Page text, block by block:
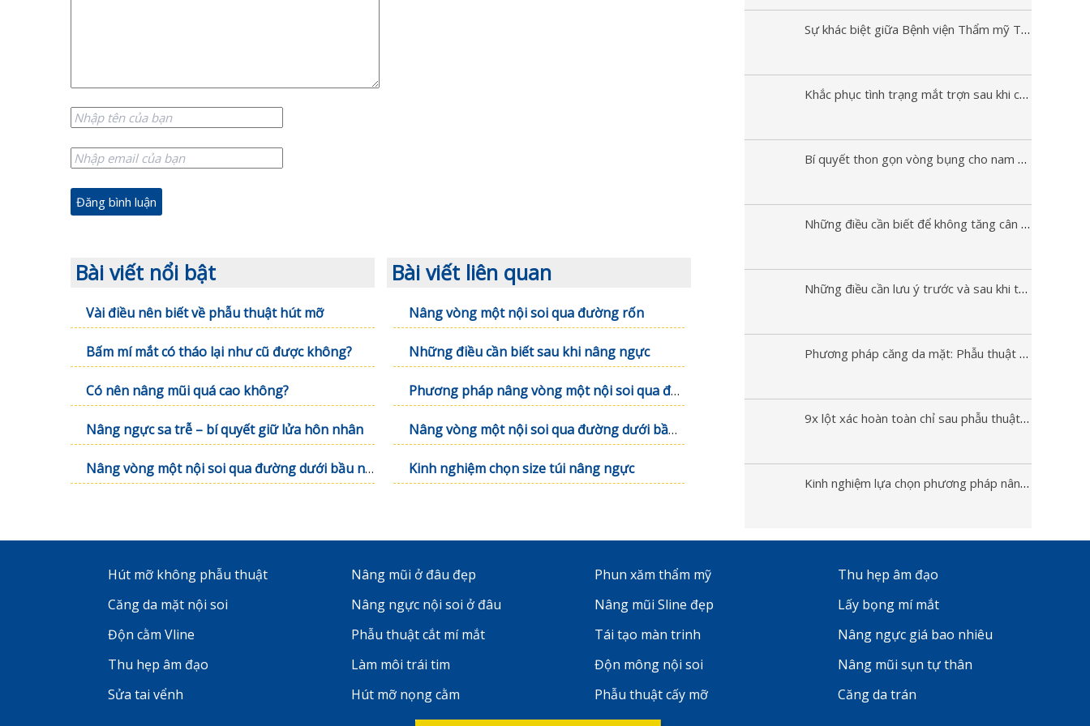
Bài viết nổi bật
Vài điều nên biết về phẫu thuật hút mỡ
Bấm mí mắt có tháo lại như cũ được không?
Có nên nâng mũi quá cao không?
Nâng ngực sa trễ – bí quyết giữ lửa hôn nhân
Nâng vòng một nội soi qua đường dưới bầu ngực
Bài viết liên quan
Nâng vòng một nội soi qua đường rốn
Những điều cần biết sau khi nâng ngực
Phương pháp nâng vòng một nội soi qua đường nách
Nâng vòng một nội soi qua đường dưới bầu ngực
Kinh nghiệm chọn size túi nâng ngực
Sự khác biệt giữa Bệnh viện Thẩm mỹ Thanh Vân và Thẩm mỹ Thanh Vân Spa
Khắc phục tình trạng mắt trợn sau khi cắt mí
Bí quyết thon gọn vòng bụng cho nam giới
Những điều cần biết để không tăng cân trở lại sau phẫu thuật hút mỡ
Những điều cần lưu ý trước và sau khi thực hiện hút mỡ
Phương pháp căng da mặt: Phẫu thuật và không phẫu thuật
9x lột xác hoàn toàn chỉ sau phẫu thuật nâng mũi
Kinh nghiệm lựa chọn phương pháp nâng mũi phù hợp
Hút mỡ không phẫu thuật
Căng da mặt nội soi
Độn cằm Vline
Thu hẹp âm đạo
Sửa tai vểnh
Nâng mũi ở đâu đẹp
Nâng ngực nội soi ở đâu
Phẫu thuật cắt mí mắt
Làm môi trái tim
Hút mỡ nọng cằm
Phun xăm thẩm mỹ
Nâng mũi Sline đẹp
Tái tạo màn trinh
Độn mông nội soi
Phẫu thuật cấy mỡ
Thu hẹp âm đạo
Lấy bọng mí mắt
Nâng ngực giá bao nhiêu
Nâng mũi sụn tự thân
Căng da trán